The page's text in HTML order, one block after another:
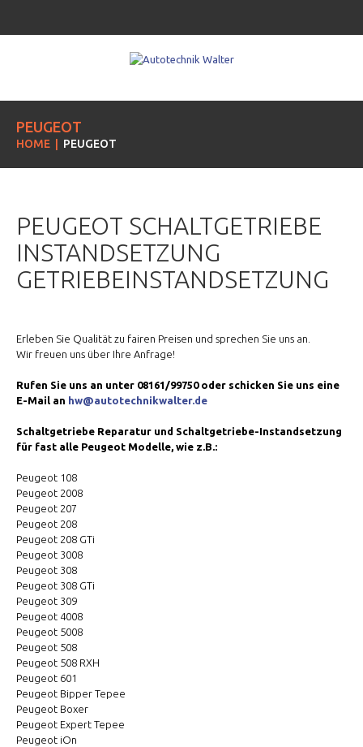
PEUGEOT
HOME PEUGEOT
PEUGEOT SCHALTGETRIEBE
INSTANDSETZUNG
GETRIEBEINSTANDSETZUNG
Erleben Sie Qualität zu fairen Preisen und sprechen Sie uns an.
Wir freuen uns über Ihre Anfrage!
Rufen Sie uns an unter 08161/99750 oder schicken Sie uns eine
E-Mail an hw@autotechnikwalter.de
Schaltgetriebe Reparatur und Schaltgetriebe-Instandsetzung
für fast alle Peugeot Modelle, wie z.B.:
Peugeot 108
Peugeot 2008
Peugeot 207
Peugeot 208
Peugeot 208 GTi
Peugeot 3008
Peugeot 308
Peugeot 308 GTi
Peugeot 309
Peugeot 4008
Peugeot 5008
Peugeot 508
Peugeot 508 RXH
Peugeot 601
Peugeot Bipper Tepee
Peugeot Boxer
Peugeot Expert Tepee
Peugeot iOn